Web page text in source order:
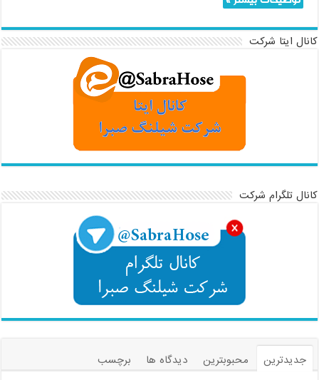
کانال ایتا شرکت
کانال تلگرام شرکت
جدیدترین محبوبترین دیدگاه ها
برچسب